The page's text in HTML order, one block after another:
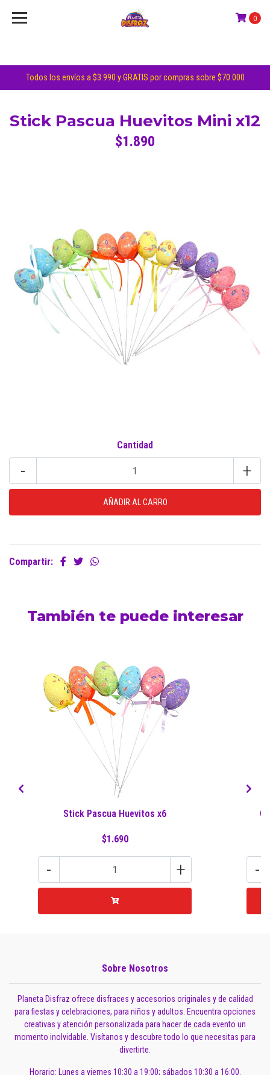
Todos los envíos a $3.990 y GRATIS por compras sobre $70.000
0
Stick Pascua Huevitos Mini x12
$1.890
Cantidad
- +
Compartir:
También te puede interesar
Stick Pascua Huevitos x6
$1.690
- + -
Sobre Nosotros
Planeta Disfraz ofrece disfraces y accesorios originales y de calidad
para fiestas y celebraciones, para niños y adultos. Encuentra opciones
creativas y atención personalizada para hacer de cada evento un
momento inolvidable. Visítanos y descubre todo lo que necesitas para
divertirte.
Horario: Lunes a viernes 10:30 a 19:00; sábados 10:30 a 16:00.